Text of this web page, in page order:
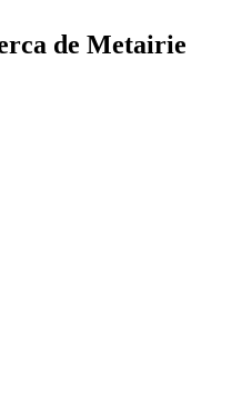
de Metairie